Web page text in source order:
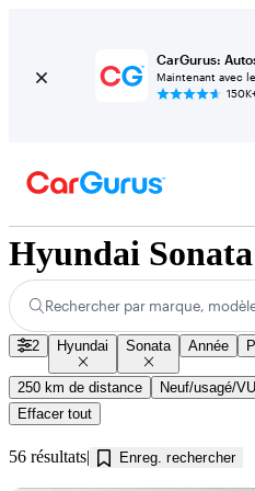
CarGurus:
Maintenant avec
Rechercher par marque,
2 Hyundai Sonata Année
250 km de distance Neuf/usagé/
Effacer tout
56 résultats Enreg. rechercher